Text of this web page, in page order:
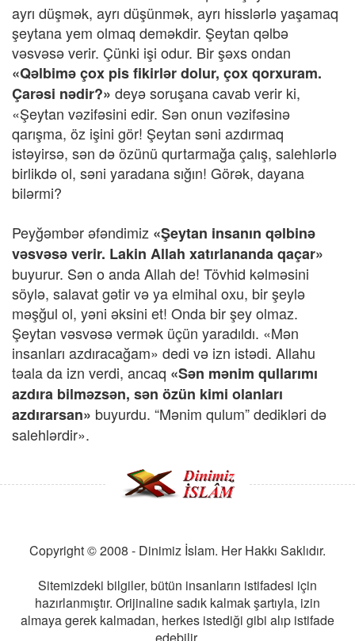
ayrı düşmək, ayrı düşünmək, ayrı hisslərlə yaşamaq
şeytana yem olmaq deməkdir. Şeytan qəlbə
vəsvəsə verir. Çünki işi odur. Bir şəxs ondan
«Qəlbimə çox pis fikirlər dolur, çox qorxuram.
Çarəsi nədir?» deyə soruşana cavab verir ki,
«Şeytan vəzifəsini edir. Sən onun vəzifəsinə
qarışma, öz işini gör! Şeytan səni azdırmaq
istəyirsə, sən də özünü qurtarmağa çalış, salehlərlə
birlikdə ol, səni yaradana sığın! Görək, dayana
bilərmi?
Peyğəmbər əfəndimiz «Şeytan insanın qəlbinə
vəsvəsə verir. Lakin Allah xatırlananda qaçar»
buyurur. Sən o anda Allah de! Tövhid kəlməsini
söylə, salavat gətir və ya elmihal oxu, bir şeylə
məşğul ol, yəni əksini et! Onda bir şey olmaz.
Şeytan vəsvəsə vermək üçün yaradıldı. «Mən
insanları azdıracağam» dedi və izn istədi. Allahu
təala da izn verdi, ancaq «Sən mənim qullarımı
azdıra bilməzsən, sən özün kimi olanları
azdırarsan» buyurdu. “Mənim qulum” dedikləri də
salehlərdir».
Copyright © 2008 - Dinimiz İslam. Her Hakkı Saklıdır.
Sitemizdeki bilgiler, bütün insanların istifadesi için
hazırlanmıştır. Orijinaline sadık kalmak şartıyla, izin
almaya gerek kalmadan, herkes istediği gibi alıp istifade